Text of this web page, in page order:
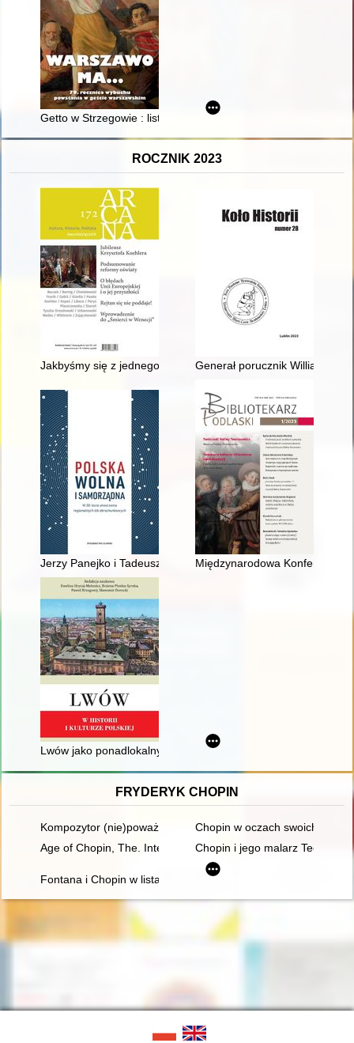
Getto w Strzegowie : listopad 1941 - listopad 1942
ROCZNIK 2023
Jakbyśmy się z jednego jajka wykluli" : Czesław Miłosz w
Generał porucznik William P.
Jerzy Panejko i Tadeusz Bigo oraz "spór" o istotę samorządu
Międzynarodowa Konferencja
Lwów jako ponadlokalny ośrodek polskiego życia
FRYDERYK CHOPIN
Kompozytor (nie)poważny. Poczucie humoru Fryderyka
Chopin w oczach swoich
Age of Chopin, The. Interdisciplinary inquiries
Chopin i jego malarz Teofil
Fontana i Chopin w listach